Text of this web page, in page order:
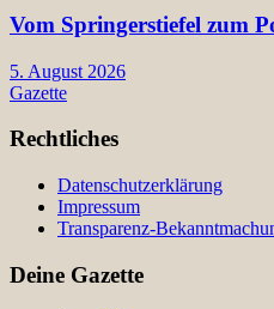
Vom Springerstiefel zum
5. August 2026
Gazette
Rechtliches
Datenschutzerklärung
Impressum
Transparenz-
Deine Gazette